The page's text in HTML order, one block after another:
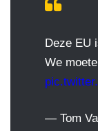
Deze EU
We
— Tom